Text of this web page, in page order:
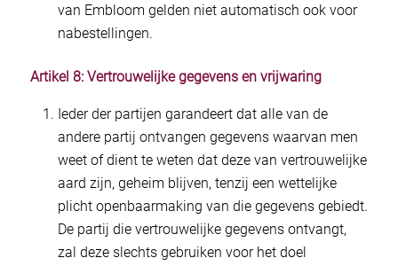
van Embloom gelden niet automatisch ook voor
nabestellingen.
Artikel 8: Vertrouwelijke gegevens en vrijwaring
Ieder der partijen garandeert dat alle van de
andere partij ontvangen gegevens waarvan men
weet of dient te weten dat deze van vertrouwelijke
aard zijn, geheim blijven, tenzij een wettelijke
plicht openbaarmaking van die gegevens gebiedt.
De partij die vertrouwelijke gegevens ontvangt,
zal deze slechts gebruiken voor het doel